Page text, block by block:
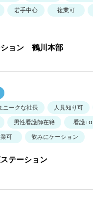
若手中心 複業可
ション 鶴川本部
ニークな社長 人見知り可
男性看護師在籍 看護+α
可 飲みにケーション
テーション